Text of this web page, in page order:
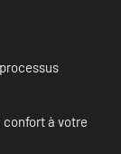
confort à votre